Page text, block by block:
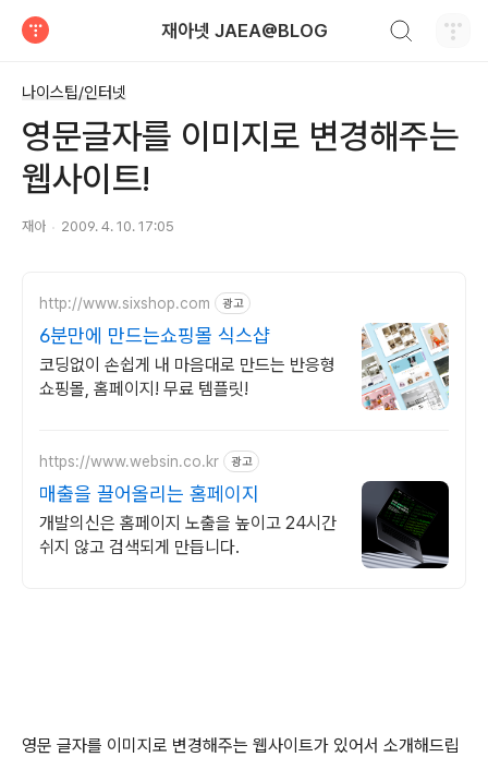
재아넷 JAEA@BLOG
나이스팁/인터넷
영문글자를 이미지로 변경해주는
웹사이트!
재아 2009. 4. 10. 17:05
http://www.sixshop.com 광고
6분만에 만드는쇼핑몰 식스샵
코딩없이 손쉽게 내 마음대로 만드는 반응형
쇼핑몰, 홈페이지! 무료 템플릿!
https://www.websin.co.kr 광고
매출을 끌어올리는 홈페이지
개발의신은 홈페이지 노출을 높이고 24시간
쉬지 않고 검색되게 만듭니다.
영문 글자를 이미지로 변경해주는 웹사이트가 있어서 소개해드립